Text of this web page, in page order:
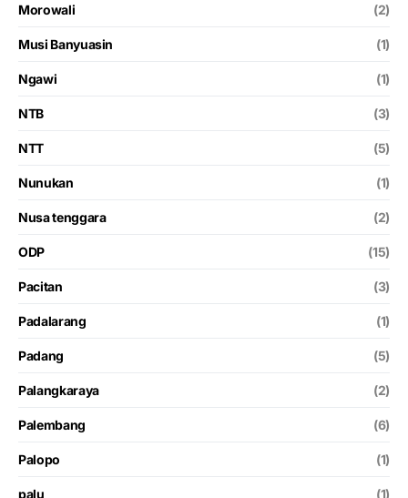
Morowali (2)
Musi Banyuasin (1)
Ngawi (1)
NTB (3)
NTT (5)
Nunukan (1)
Nusa tenggara (2)
ODP (15)
Pacitan (3)
Padalarang (1)
Padang (5)
Palangkaraya (2)
Palembang (6)
Palopo (1)
palu (1)